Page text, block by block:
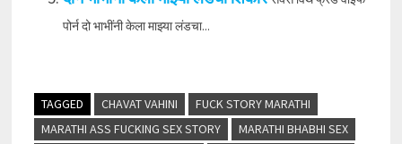
पोर्न दो भाभींनी केला माझ्या लंडचा...
TAGGED CHAVAT VAHINI
FUCK STORY MARATHI
MARATHI ASS FUCKING SEX STORY
MARATHI BHABHI SEX